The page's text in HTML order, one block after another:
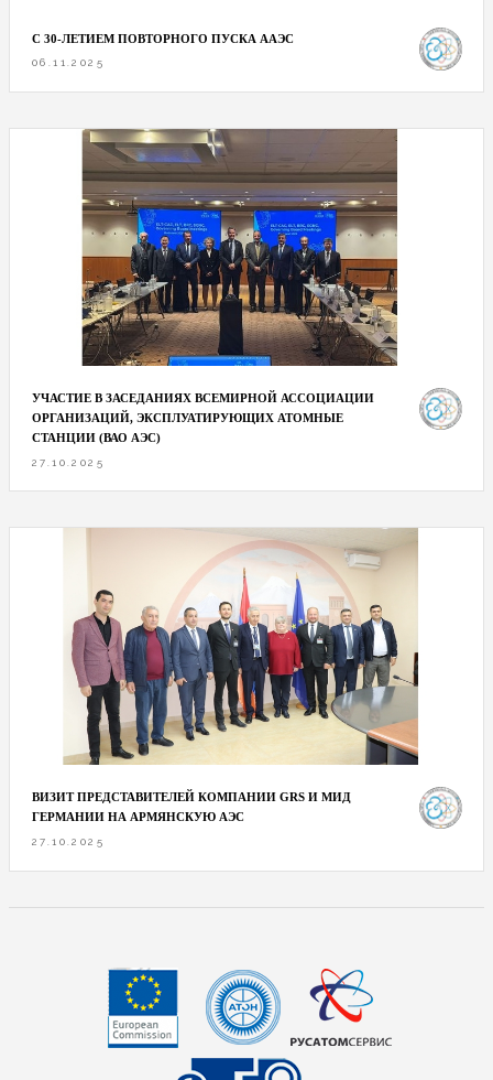
С 30-ЛЕТИЕМ ПОВТОРНОГО ПУСКА ААЭС
06.11.2025
УЧАСТИЕ В ЗАСЕДАНИЯХ ВСЕМИРНОЙ АССОЦИАЦИИ
ОРГАНИЗАЦИЙ, ЭКСПЛУАТИРУЮЩИХ АТОМНЫЕ
СТАНЦИИ (ВАО АЭС)
27.10.2025
ВИЗИТ ПРЕДСТАВИТЕЛЕЙ КОМПАНИИ GRS И МИД
ГЕРМАНИИ НА АРМЯНСКУЮ АЭС
27.10.2025